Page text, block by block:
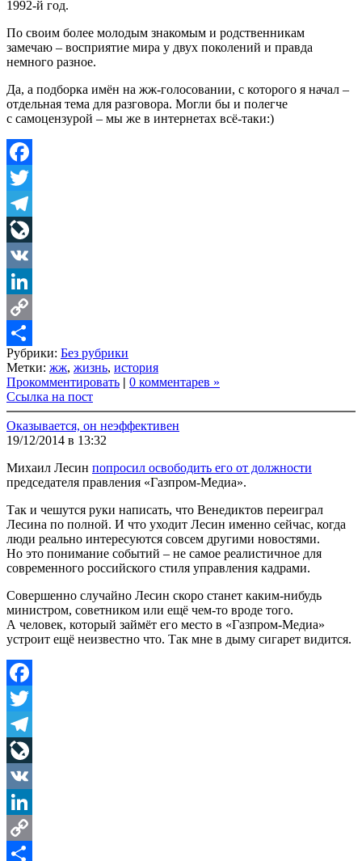
1992-й год.
По своим более молодым знакомым и родственникам
замечаю – восприятие мира у двух поколений и правда
немного разное.
Да, а подборка имён на жж-голосовании, с которого я начал –
отдельная тема для разговора. Могли бы и полегче
с самоцензурой – мы же в интернетах всё-таки:)
Facebook
Twitter
Telegram
LiveJournal
VK
LinkedIn
Copy
Link
Share
Рубрики: Без рубрики
Метки: жж, жизнь, история
Прокомментировать | 0 комментарев »
Ссылка на пост
Оказывается, он неэффективен
19/12/2014 в 13:32
Михаил Лесин попросил освободить его от должности
председателя правления «Газпром-Медиа».
Так и чешутся руки написать, что Венедиктов переиграл
Лесина по полной. И что уходит Лесин именно сейчас, когда
люди реально интересуются совсем другими новостями.
Но это понимание событий – не самое реалистичное для
современного российского стиля управления кадрами.
Совершенно случайно Лесин скоро станет каким-нибудь
министром, советником или ещё чем-то вроде того.
А человек, который займёт его место в «Газпром-Медиа»
устроит ещё неизвестно что. Так мне в дыму сигарет видится.
Facebook
Twitter
Telegram
LiveJournal
VK
LinkedIn
Copy